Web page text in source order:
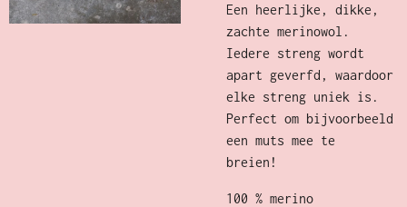
Een heerlijke, dikke,
zachte merinowol.
Iedere streng wordt
apart geverfd, waardoor
elke streng uniek is.
Perfect om bijvoorbeeld
een muts mee te
breien!
100 % merino